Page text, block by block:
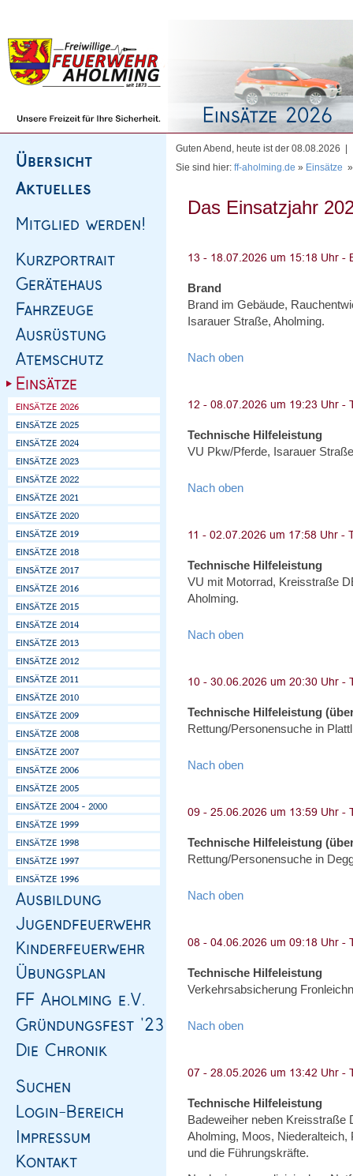
Guten Abend, heute ist der 08.08.2026 |
Sie sind hier: ff-aholming.de » Einsätze
Das Einsatzjahr
Brand
Brand im Gebäude,
Isarauer Straße, Aholming.
Nach oben
Technische Hilfeleistung
VU Pkw/Pferde, Isarauer
Nach oben
Technische Hilfeleistung
VU mit Motorrad, Kreisstraße
Aholming.
Nach oben
Technische Hilfeleistung
Rettung/Personensuche in
Nach oben
Technische Hilfeleistung
Rettung/Personensuche in
Nach oben
Technische Hilfeleistung
Verkehrsabsicherung
Nach oben
Technische Hilfeleistung
Badeweiher neben Kreisstraße
Aholming, Moos,
und die Führungskräfte.